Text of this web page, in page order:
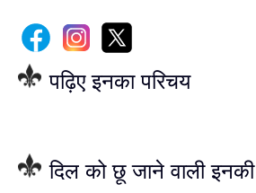
पढ़िए इनका परिचय
दिल को छू जाने वाली